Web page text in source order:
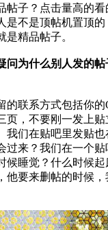
帖子？点击量高的
是不是顶帖机置顶的
是精品帖子。
为什么别人发的帖
联系方式包括你的
页，不要刚一发上
我们在贴吧里发贴
过来？我们在一个
候睡觉？什么时候
他要来删帖的时候